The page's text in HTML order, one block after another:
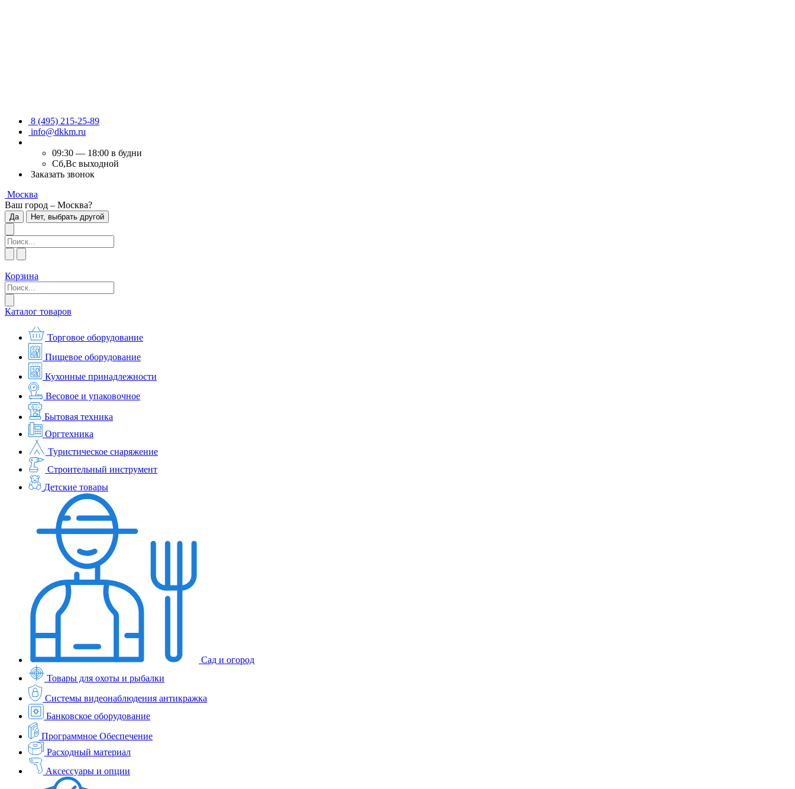
8 (495) 215-25-89
info@dkkm.ru
09:30 — 18:00 в будни
Сб,Вс выходной
Заказать звонок
Москва
Ваш город – Москва?
Да Нет, выбрать другой
Корзина
Каталог товаров
Торговое оборудование
Пищевое оборудование
Кухонные принадлежности
Весовое и упаковочное
Бытовая техника
Оргтехника
Туристическое снаряжение
Строительный инструмент
Детские товары
Сад и огород
Товары для охоты и рыбалки
Системы видеонаблюдения антикражка
Банковское оборудование
Программное Обеспечение
Расходный материал
Аксессуары и опции